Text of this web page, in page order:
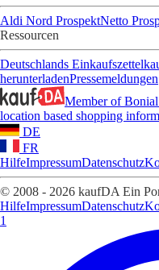
Aldi Nord ProspektNetto
Ressourcen
Deutschlands Einkaufszettel
herunterladenPressemeldungen
Member of
location based shopping
DE
FR
HilfeImpressumDatenschutz
© 2008 - 2026 kaufDA Ein
HilfeImpressumDatenschutz
1